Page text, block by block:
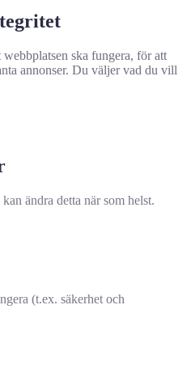
ska fungera, för att
annonser. Du väljer vad du vill
ändra detta när som helst.
(t.ex. säkerhet och